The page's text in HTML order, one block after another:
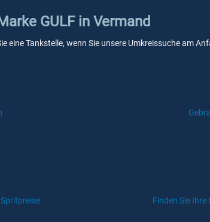
GULF in Vermand
eine Tankstelle, wenn Sie unsere Umkreissuche am
Finden Sie